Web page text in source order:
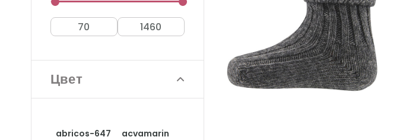
Цвет
abricos-647 acvamarin